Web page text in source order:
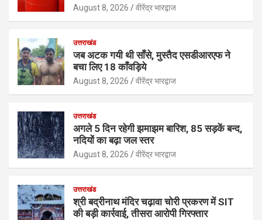
August 8, 2026 वीरेंद्र भारद्वाज
उत्तराखंड
जब अटक गयी थी साँसे, मुस्तैद एसडीआरएफ ने
बचा लिए 18 काँवड़िये
August 8, 2026 वीरेंद्र भारद्वाज
उत्तराखंड
अगले 5 दिन रहेगी झमाझम बारिश, 85 सड़कें बन्द,
नदियों का बढ़ा जल स्तर
August 8, 2026 वीरेंद्र भारद्वाज
उत्तराखंड
श्री बद्रीनाथ मंदिर चढ़ावा चोरी प्रकरण में SIT
की बड़ी कार्रवाई, तीसरा आरोपी गिरफ्तार